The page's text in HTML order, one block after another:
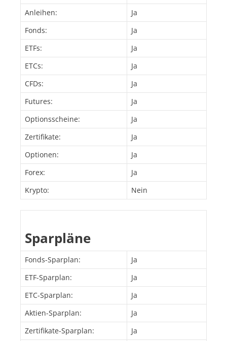
Anleihen:
Ja
Fonds:
Ja
ETFs:
Ja
ETCs:
Ja
CFDs:
Ja
Futures:
Ja
Optionsscheine:
Ja
Zertifikate:
Ja
Optionen:
Ja
Forex:
Ja
Krypto:
Nein
Sparpläne
Fonds-Sparplan:
Ja
ETF-Sparplan:
Ja
ETC-Sparplan:
Ja
Aktien-Sparplan:
Ja
Zertifikate-Sparplan:
Ja